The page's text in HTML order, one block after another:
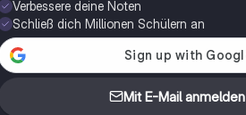
Verbessere deine Noten
Schließ dich Millionen Schülern an
Mit E-Mail anmelden